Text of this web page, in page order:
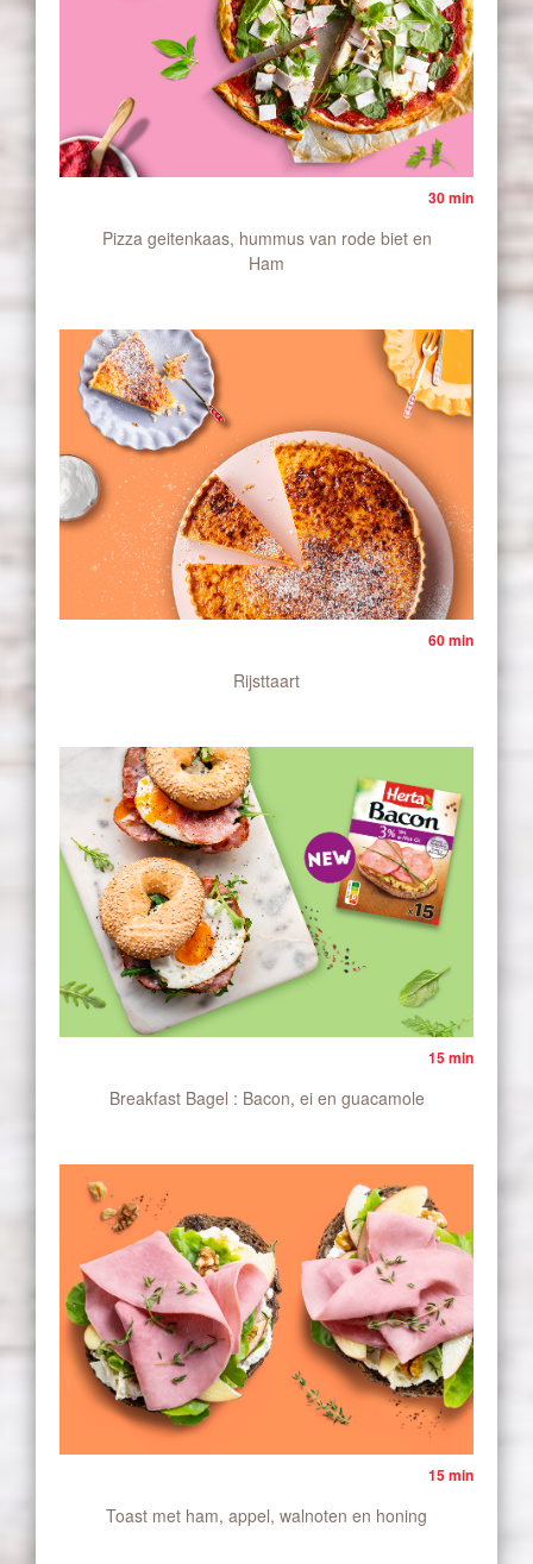
30 min
Pizza geitenkaas, hummus van rode biet en
Ham
60 min
Rijsttaart
15 min
Breakfast Bagel : Bacon, ei en guacamole
15 min
Toast met ham, appel, walnoten en honing